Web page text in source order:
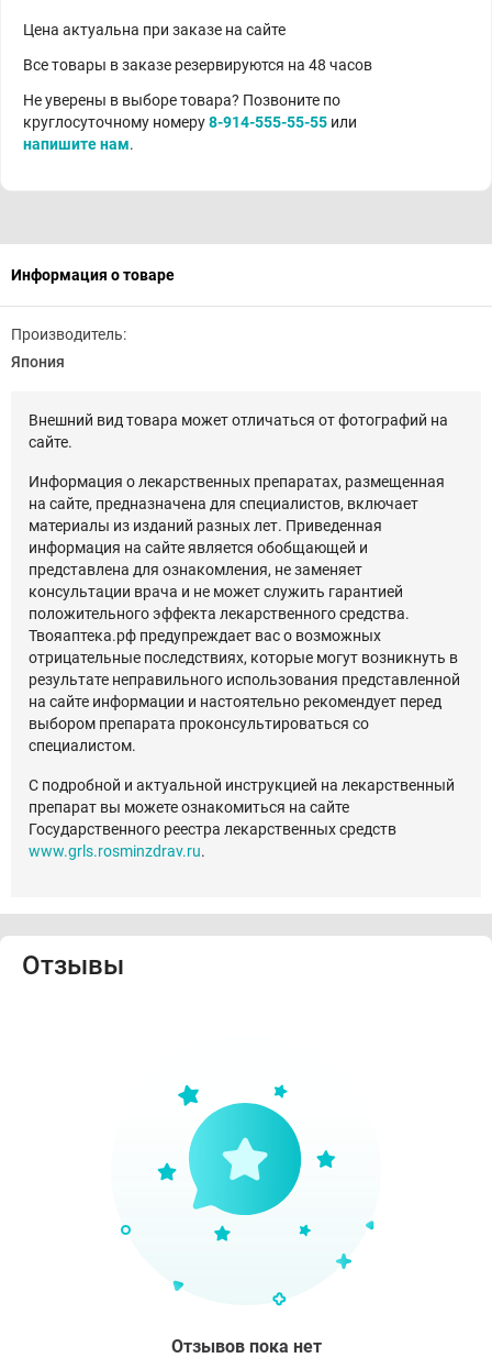
Цена актуальна при заказе на сайте
Все товары в заказе резервируются на 48 часов
Не уверены в выборе товара? Позвоните по
круглосуточному номеру8-914-555-55-55 или
напишите нам.
Информация о товаре
Производитель:
Япония
Внешний вид товара может отличаться от фотографий на
сайте.
Информация о лекарственных препаратах, размещенная
на сайте, предназначена для специалистов, включает
материалы из изданий разных лет. Приведенная
информация на сайте является обобщающей и
представлена для ознакомления, не заменяет
консультации врача и не может служить гарантией
положительного эффекта лекарственного средства.
Твояаптека.рф предупреждает вас о возможных
отрицательные последствиях, которые могут возникнуть в
результате неправильного использования представленной
на сайте информации и настоятельно рекомендует перед
выбором препарата проконсультироваться со
специалистом.
С подробной и актуальной инструкцией на лекарственный
препарат вы можете ознакомиться на сайте
Государственного реестра лекарственных средств
www.grls.rosminzdrav.ru.
Отзывы
Отзывов пока нет